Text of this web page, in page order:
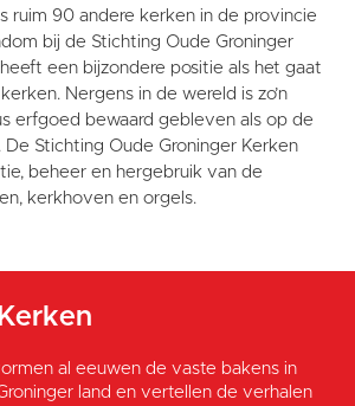
ruim 90 andere kerken in de provincie
bij de Stichting Oude Groninger
een bijzondere positie als het gaat
Nergens in de wereld is zo’n
erfgoed bewaard gebleven als op de
De Stichting Oude Groninger Kerken
beheer en hergebruik van de
kerkhoven en orgels.
al eeuwen de vaste bakens in
land en vertellen de verhalen